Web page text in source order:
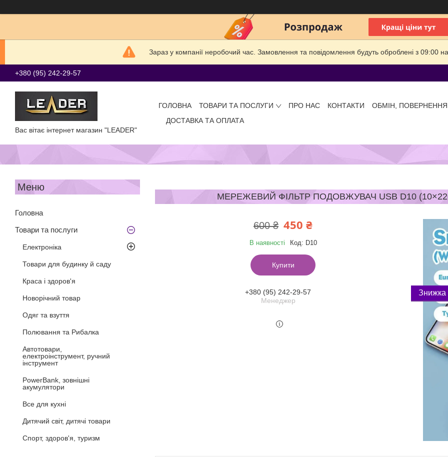
Зараз у компанії неробочий час. Замовлення та повідомлення будуть оброблені з 09:00
+380 (95) 242-29-57
Вас вітає інтернет магазин "LEADER"
ГОЛОВНА ТОВАРИ ТА ПОСЛУГИ ПРО НАС КОНТАКТИ
ОБМІН, ПОВЕРНЕННЯ
ДОСТАВКА ТА ОПЛАТА
Головна
Товари та послуги
Електроніка
Товари для будинку й саду
Краса і здоров'я
Новорічний товар
Одяг та взуття
Полювання та Рибалка
Автотовари,
електроінструмент, ручний
інструмент
PowerBank, зовнішні
акумулятори
Все для кухні
Дитячий світ, дитячі товари
Спорт, здоров'я, туризм
МЕРЕЖЕВИЙ ФІЛЬТР ПОДОВЖУВАЧ USB D10
600 ₴ 450 ₴
В наявності Код: D10
Купити
+380 (95) 242-29-57
Менеджер